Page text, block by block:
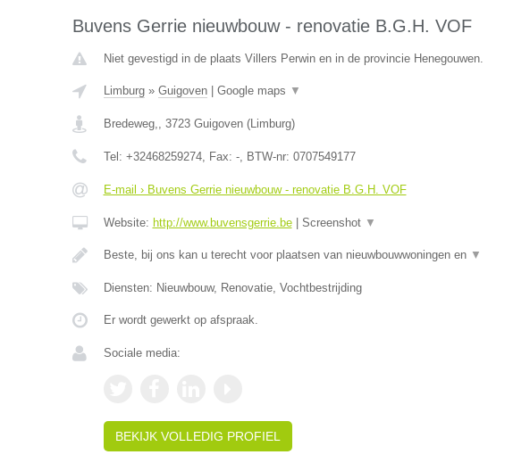
Buvens Gerrie nieuwbouw - renovatie B.G.H. VOF
Niet gevestigd in de plaats Villers Perwin en in de provincie Henegouwen.
Limburg» Guigoven| Google maps ▼
Bredeweg,, 3723 Guigoven(Limburg)
Tel: +32468259274, Fax: -, BTW-nr: 0707549177
E-mail › Buvens Gerrie nieuwbouw - renovatie B.G.H. VOF
Website: http://www.buvensgerrie.be| Screenshot ▼
Beste, bij ons kan u terecht voor plaatsen van nieuwbouwwoningen en ▼
Diensten: Nieuwbouw, Renovatie, Vochtbestrijding
Er wordt gewerkt op afspraak.
Sociale media:
BEKIJK VOLLEDIG PROFIEL